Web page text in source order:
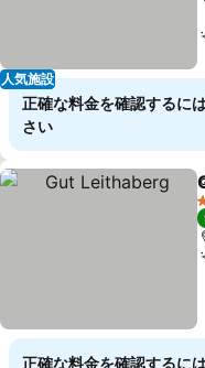
人気施設
正確な料金を確認するに
さい
正確な料金を確認するに